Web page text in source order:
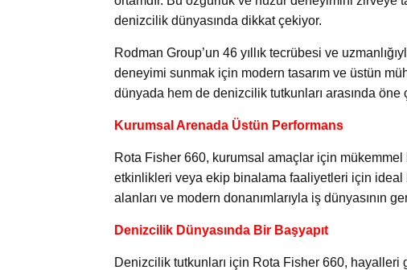
denizcilik dünyasında dikkat çekiyor.
Rodman Group’un 46 yıllık tecrübesi ve
deneyimi sunmak için modern tasarım ve üstün
dünyada hem de denizcilik tutkunları arasında öne
Kurumsal Arenada Üstün Performans
Rota Fisher 660, kurumsal amaçlar için
etkinlikleri veya ekip binalama faaliyetleri için ideal
alanları ve modern donanımlarıyla iş dünyasının
Denizcilik Dünyasında Bir Başyapıt
Denizcilik tutkunları için Rota Fisher 660, hayalleri